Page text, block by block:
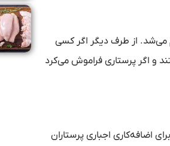
از حقوقش کم می‌شد. از طرف دیگر اگر کسی
می‌شد اما بعد از اعتراضات ما در سال 1401 این حق را برداشتند و اگر پرستاری فراموش می‌کرد
اضافه‌کاری اجباری پرستاران